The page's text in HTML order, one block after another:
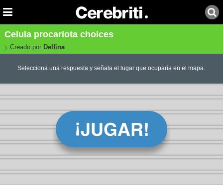
Celula procariota choices
Creado por: Delfina
Selecciona una respuesta y señala el lugar que ocuparía en el mapa.